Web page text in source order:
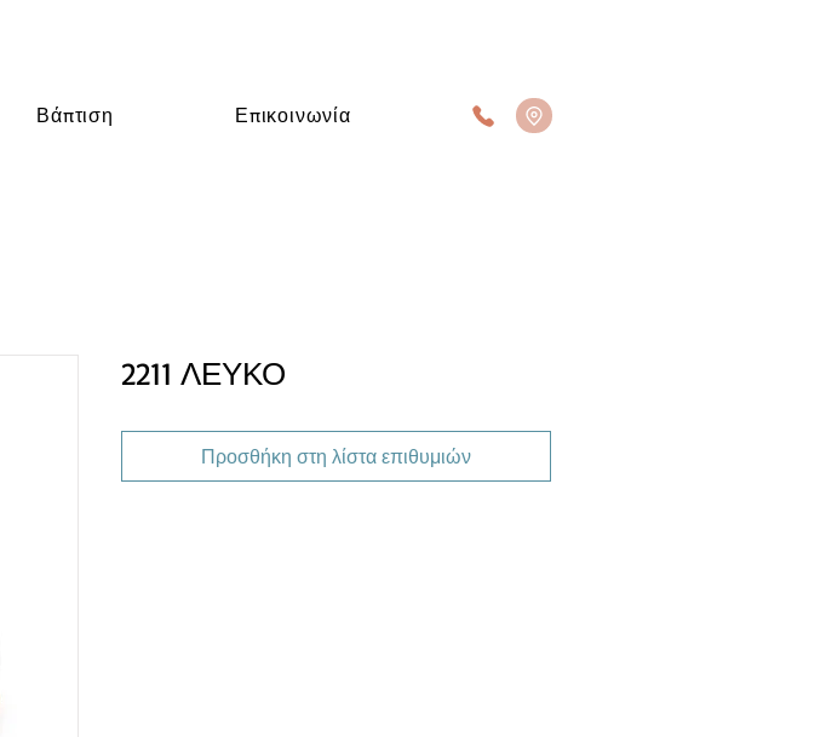
Βάπτιση Επικοινωνία
2211 ΛΕΥΚΟ
Προσθήκη στη λίστα επιθυμιών